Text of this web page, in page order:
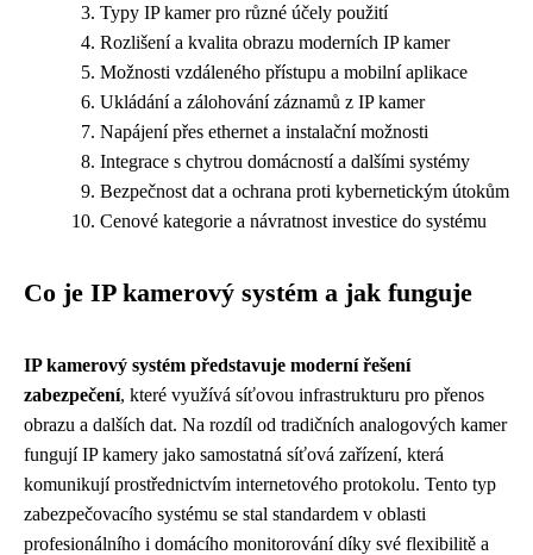
Typy IP kamer pro různé účely použití
Rozlišení a kvalita obrazu moderních IP kamer
Možnosti vzdáleného přístupu a mobilní aplikace
Ukládání a zálohování záznamů z IP kamer
Napájení přes ethernet a instalační možnosti
Integrace s chytrou domácností a dalšími systémy
Bezpečnost dat a ochrana proti kybernetickým útokům
Cenové kategorie a návratnost investice do systému
Co je IP kamerový systém a jak funguje
IP kamerový systém představuje moderní řešení
zabezpečení, které využívá síťovou infrastrukturu pro přenos
obrazu a dalších dat. Na rozdíl od tradičních analogových kamer
fungují IP kamery jako samostatná síťová zařízení, která
komunikují prostřednictvím internetového protokolu. Tento typ
zabezpečovacího systému se stal standardem v oblasti
profesionálního i domácího monitorování díky své flexibilitě a